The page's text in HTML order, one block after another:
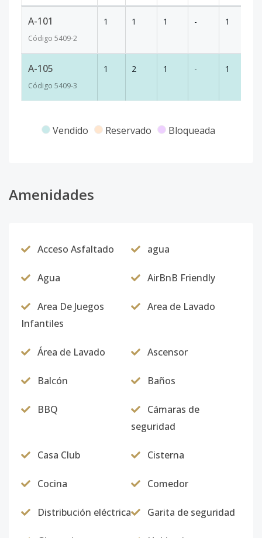
A-101
Código 5409-2
1 1 1 - 1
A-105
Código 5409-3
1 2 1 - 1
Vendido Reservado Bloqueada
Amenidades
Acceso Asfaltado agua
Agua AirBnB Friendly
Area De Juegos
Infantiles
Area de Lavado
Área de Lavado Ascensor
Balcón Baños
BBQ
Cámaras de
seguridad
Casa Club Cisterna
Cocina Comedor
Distribución eléctrica Garita de seguridad